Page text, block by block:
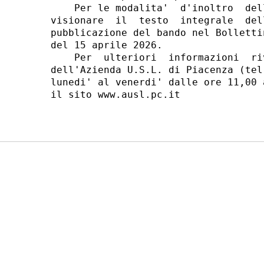
Per le modalita'  d'inoltro
visionare  il  testo  integrale
pubblicazione del bando nel
del 15 aprile 2026.
Per  ulteriori  informazioni
dell'Azienda U.S.L. di Piacenza
lunedi' al venerdi' dalle ore 11,00
il sito www.ausl.pc.it